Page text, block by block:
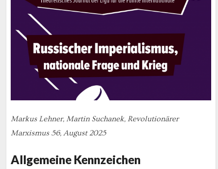
Markus Lehner, Martin Suchanek, Revolutionärer
Marxismus 56, August 2025
Allgemeine Kennzeichen